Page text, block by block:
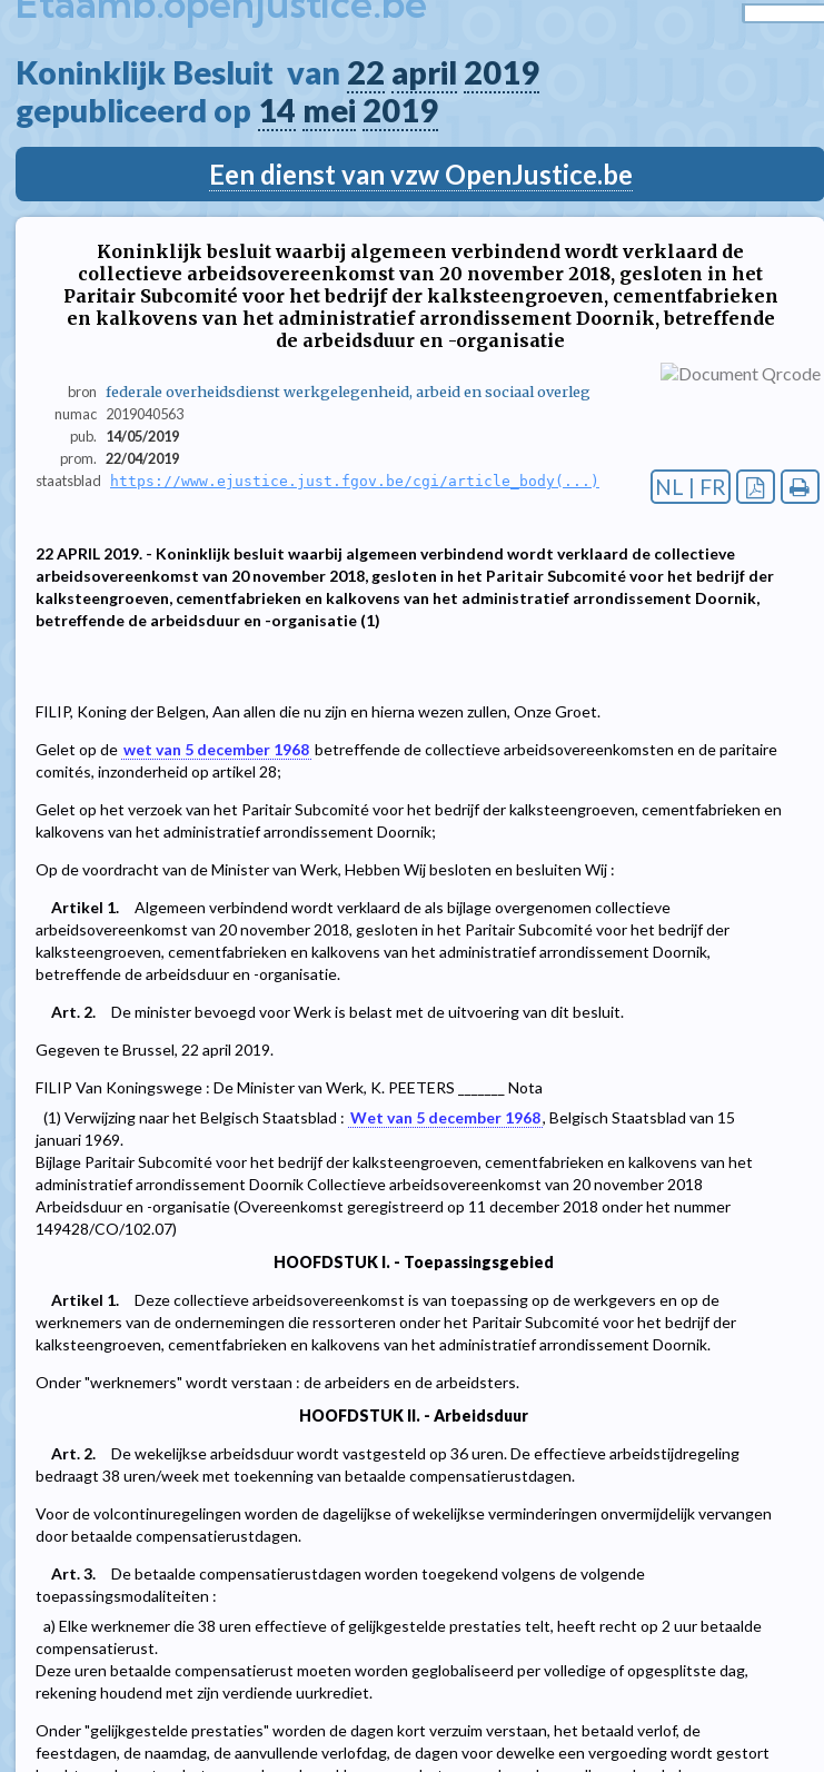
Koninklijk Besluit  van 22 april 2019
gepubliceerd op 14 mei 2019
Een dienst van vzw OpenJustice.be
Koninklijk besluit waarbij algemeen verbindend wordt verklaard de
collectieve arbeidsovereenkomst van 20 november 2018, gesloten in het
Paritair Subcomité voor het bedrijf der kalksteengroeven, cementfabrieken
en kalkovens van het administratief arrondissement Doornik, betreffende
de arbeidsduur en -organisatie
bron federale overheidsdienst werkgelegenheid, arbeid en sociaal overleg
numac 2019040563
pub.
14/05/2019
prom. 22/04/2019
staatsblad
https://www.ejustice.just.fgov.be/cgi/article_body(...) NL | FR
22 APRIL 2019. - Koninklijk besluit waarbij algemeen verbindend wordt verklaard de collectieve
arbeidsovereenkomst van 20 november 2018, gesloten in het Paritair Subcomité voor het bedrijf der
kalksteengroeven, cementfabrieken en kalkovens van het administratief arrondissement Doornik,
betreffende de arbeidsduur en -organisatie (1)
FILIP, Koning der Belgen, Aan allen die nu zijn en hierna wezen zullen, Onze Groet.
Gelet op de wet van 5 december 1968 betreffende de collectieve arbeidsovereenkomsten en de paritaire
comités, inzonderheid op artikel 28;
Gelet op het verzoek van het Paritair Subcomité voor het bedrijf der kalksteengroeven, cementfabrieken en
kalkovens van het administratief arrondissement Doornik;
Op de voordracht van de Minister van Werk, Hebben Wij besloten en besluiten Wij :
Artikel 1.
Algemeen verbindend wordt verklaard de als bijlage overgenomen collectieve
arbeidsovereenkomst van 20 november 2018, gesloten in het Paritair Subcomité voor het bedrijf der
kalksteengroeven, cementfabrieken en kalkovens van het administratief arrondissement Doornik,
betreffende de arbeidsduur en -organisatie.
Art. 2.
De minister bevoegd voor Werk is belast met de uitvoering van dit besluit.
Gegeven te Brussel, 22 april 2019.
FILIP Van Koningswege : De Minister van Werk, K. PEETERS _______ Nota
(1) Verwijzing naar het Belgisch Staatsblad : Wet van 5 december 1968, Belgisch Staatsblad van 15
januari 1969.
Bijlage Paritair Subcomité voor het bedrijf der kalksteengroeven, cementfabrieken en kalkovens van het
administratief arrondissement Doornik Collectieve arbeidsovereenkomst van 20 november 2018
Arbeidsduur en -organisatie (Overeenkomst geregistreerd op 11 december 2018 onder het nummer
149428/CO/102.07)
HOOFDSTUK I. - Toepassingsgebied
Artikel 1.
Deze collectieve arbeidsovereenkomst is van toepassing op de werkgevers en op de
werknemers van de ondernemingen die ressorteren onder het Paritair Subcomité voor het bedrijf der
kalksteengroeven, cementfabrieken en kalkovens van het administratief arrondissement Doornik.
Onder "werknemers" wordt verstaan : de arbeiders en de arbeidsters.
HOOFDSTUK II. - Arbeidsduur
Art. 2.
De wekelijkse arbeidsduur wordt vastgesteld op 36 uren. De effectieve arbeidstijdregeling
bedraagt 38 uren/week met toekenning van betaalde compensatierustdagen.
Voor de volcontinuregelingen worden de dagelijkse of wekelijkse verminderingen onvermijdelijk vervangen
door betaalde compensatierustdagen.
Art. 3.
De betaalde compensatierustdagen worden toegekend volgens de volgende
toepassingsmodaliteiten :
a) Elke werknemer die 38 uren effectieve of gelijkgestelde prestaties telt, heeft recht op 2 uur betaalde
compensatierust.
Deze uren betaalde compensatierust moeten worden geglobaliseerd per volledige of opgesplitste dag,
rekening houdend met zijn verdiende uurkrediet.
Onder "gelijkgestelde prestaties" worden de dagen kort verzuim verstaan, het betaald verlof, de
feestdagen, de naamdag, de aanvullende verlofdag, de dagen voor dewelke een vergoeding wordt gestort